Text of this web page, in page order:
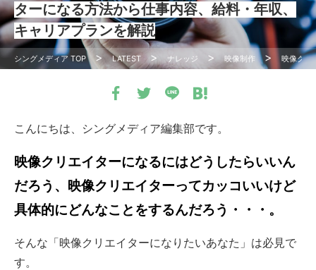
ターになる方法から仕事内容、給料・年収、
キャリアプランを解説
シングメディア TOP LATEST ナレッジ 映像制作 映像クリ
こんにちは、シングメディア編集部です。
映像クリエイターになるにはどうしたらいいん
だろう、映像クリエイターってカッコいいけど
具体的にどんなことをするんだろう・・・。
そんな「映像クリエイターになりたいあなた」は必見で
す。